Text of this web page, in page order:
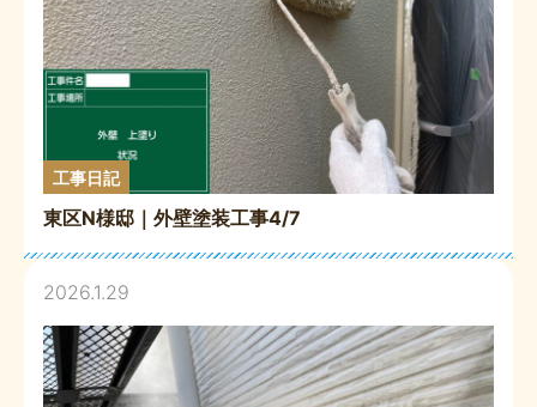
工事日記
東区N様邸｜外壁塗装工事4/7
2026.1.29